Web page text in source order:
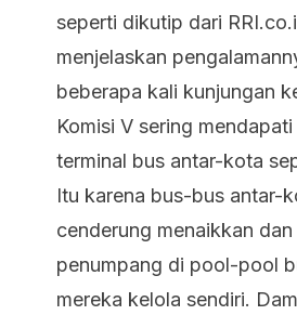
seperti dikutip dari
menjelaskan
beberapa kali kunjungan
Komisi V sering
terminal bus antar-kota
Itu karena bus-bus antar-
cenderung menaikkan
penumpang di pool-pool
mereka kelola sendiri.